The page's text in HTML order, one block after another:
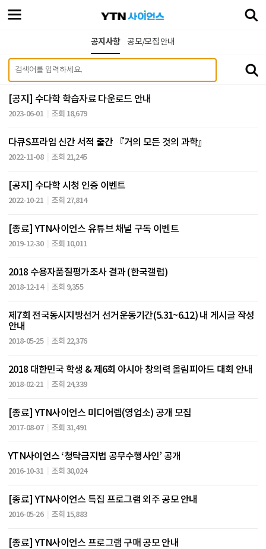
공지사항 공모/모집 안내
[공지] 수다학 학습자료 다운로드 안내
2023-06-01 조회 18,679
다큐S프라임 신간 서적 출간 『거의 모든 것의 과학』
2022-11-08 조회 21,245
[공지] 수다학 시청 인증 이벤트
2022-10-21 조회 27,814
[종료] YTN사이언스 유튜브 채널 구독 이벤트
2019-12-30 조회 10,011
2018 수용자품질평가조사 결과 (한국갤럽)
2018-12-14 조회 9,355
제7회 전국동시지방선거 선거운동기간(5.31~6.12) 내 게시글 작성
안내
2018-05-25 조회 22,376
2018 대한민국 학생 & 제6회 아시아 창의력 올림피아드 대회 안내
2018-02-21 조회 24,339
[종료] YTN사이언스 미디어렙(영업소) 공개 모집
2017-08-07 조회 31,491
YTN사이언스 ‘청탁금지법 공무수행사인’ 공개
2016-10-31 조회 30,024
[종료] YTN사이언스 특집 프로그램 외주 공모 안내
2016-05-26 조회 15,883
[종료] YTN사이언스 프로그램 구매 공모 안내